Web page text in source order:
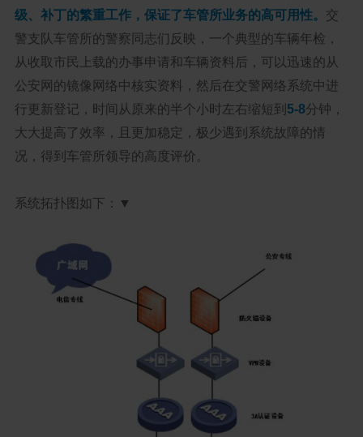
级、补丁的繁重工作，保证了车管所业务的高可用性。 交
警支队车管所的警察同志们反映，一个典型的车辆年检，
从收取市民上载的办事申请和车辆资料后，可以迅速的从
公安网的镜像网络中核实资料，然后在交警网络系统中进
行更新登记，时间从原来的半个小时左右缩短到 5-8分钟，
大大提高了效率，且更加稳定，极少遇到系统故障的情
况，得到车管所领导的高度评价。
系统拓扑图如下：▼